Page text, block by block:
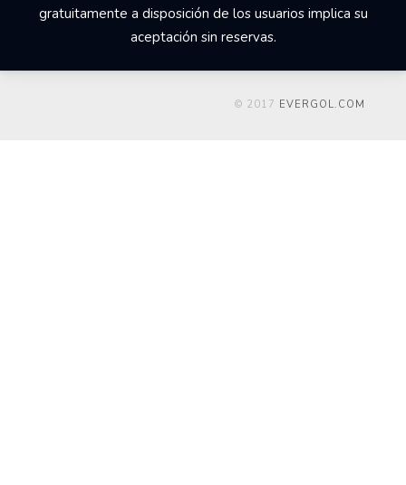
gratuitamente a disposición de los usuarios implica su
aceptación sin reservas.
© 2017 EVERGOL.COM